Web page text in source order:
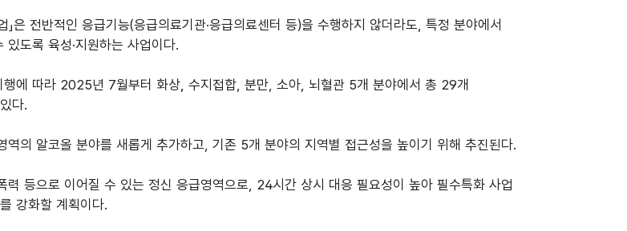
」은 전반적인 응급기능(응급의료기관·응급의료센터 등)을 수행하지 않더라도, 특정 분야에서
도록 육성·지원하는 사업이다.
행에 따라 2025년 7월부터 화상, 수지접합, 분만, 소아, 뇌혈관 5개 분야에서 총 29개
다.
역의 알코올 분야를 새롭게 추가하고, 기존 5개 분야의 지역별 접근성을 높이기 위해 추진된다.
력 등으로 이어질 수 있는 정신 응급영역으로, 24시간 상시 대응 필요성이 높아 필수특화 사업
강화할 계획이다.